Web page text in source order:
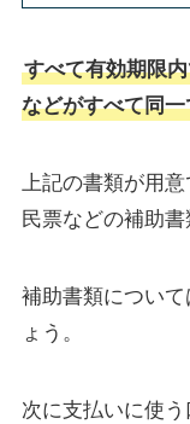
すべて有効期限
などがすべて同
上記の書類が用
民票などの補助書
補助書類につい
ょう。
次に支払いに使う